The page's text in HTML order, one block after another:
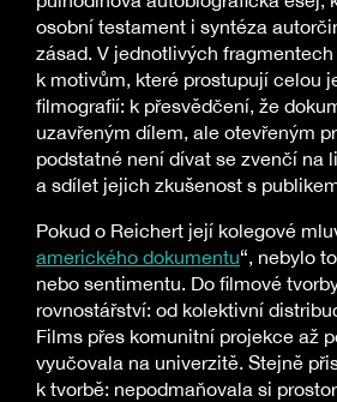
osobní testament i syntéza
zásad. V jednotlivých
k motivům, které prostupují celou
filmografií: k přesvědčení, že
uzavřeným dílem, ale otevřeným
podstatné není dívat se zvenčí na
a sdílet jejich zkušenost s
Pokud o Reichert její kolegové
amerického dokumentu“, nebylo
nebo sentimentu. Do filmové
rovnostářství: od kolektivní
Films přes komunitní projekce až
vyučovala na univerzitě. Stejně
k tvorbě: nepodmaňovala si